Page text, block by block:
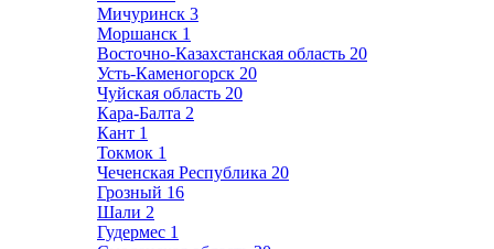
Мичуринск 3
Моршанск 1
Восточно-Казахстанская область 20
Усть-Каменогорск 20
Чуйская область 20
Кара-Балта 2
Кант 1
Токмок 1
Чеченская Республика 20
Грозный 16
Шали 2
Гудермес 1